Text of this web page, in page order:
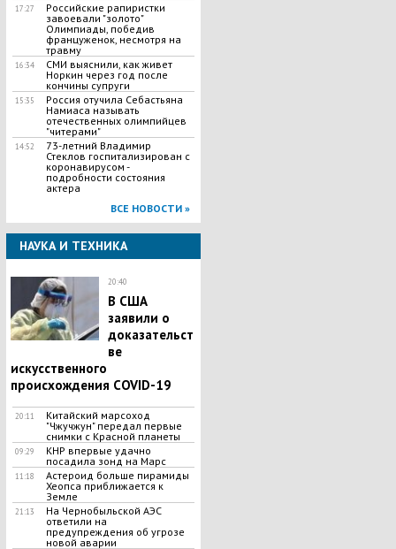
17:27
Российские рапиристки
завоевали "золото"
Олимпиады, победив
француженок, несмотря на
травму
16:34
СМИ выяснили, как живет
Норкин через год после
кончины супруги
15:35
Россия отучила Себастьяна
Намиаса называть
отечественных олимпийцев
"читерами"
14:52
​73-летний Владимир
Стеклов госпитализирован с
коронавирусом -
подробности состояния
актера
ВСЕ НОВОСТИ »
НАУКА И ТЕХНИКА
20:40
В США
заявили о
доказательст
ве
искусственного
происхождения COVID-19
20:11
Китайский марсоход
"Чжучжун" передал первые
снимки с Красной планеты
09:29
КНР впервые удачно
посадила зонд на Марс
11:18
Астероид больше пирамиды
Хеопса приближается к
Земле
21:13
На Чернобыльской АЭС
ответили на
предупреждения об угрозе
новой аварии